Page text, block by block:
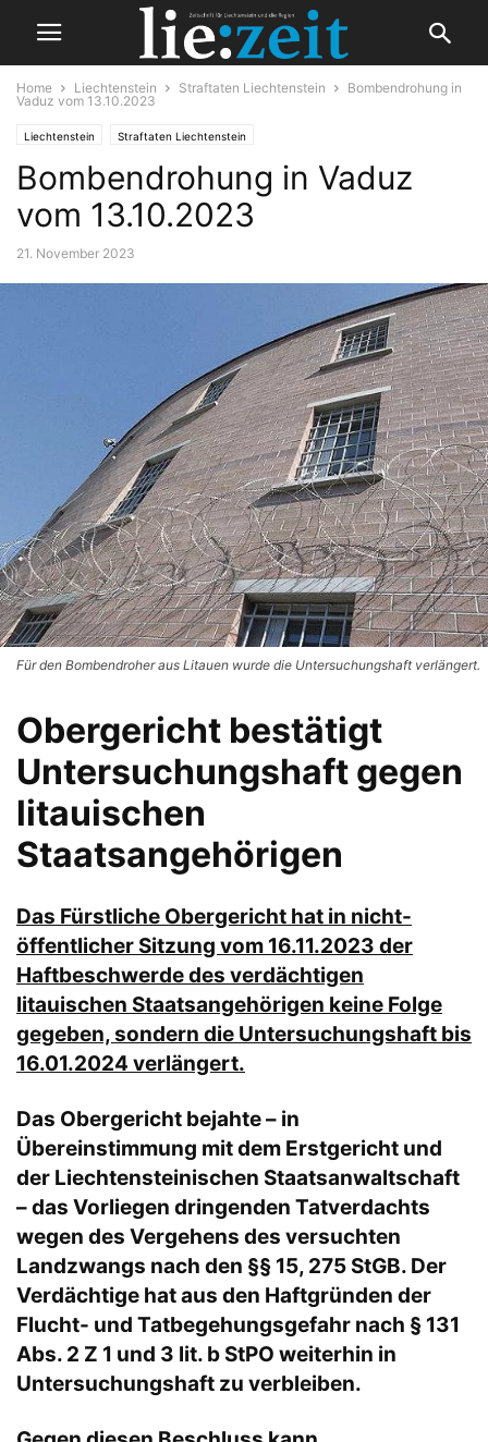
Home Liechtenstein Straftaten Liechtenstein
Bombendrohung in
Vaduz vom 13.10.2023
Liechtenstein Straftaten Liechtenstein
Bombendrohung in Vaduz
vom 13.10.2023
21. November 2023
Für den Bombendroher aus Litauen wurde die Untersuchungshaft verlängert.
Obergericht bestätigt
Untersuchungshaft gegen
litauischen
Staatsangehörigen
Das Fürstliche Obergericht hat in nicht-
öffentlicher Sitzung vom 16.11.2023 der
Haftbeschwerde des verdächtigen
litauischen Staatsangehörigen keine Folge
gegeben, sondern die Untersuchungshaft bis
16.01.2024 verlängert.
Das Obergericht bejahte – in
Übereinstimmung mit dem Erstgericht und
der Liechtensteinischen Staatsanwaltschaft
– das Vorliegen dringenden Tatverdachts
wegen des Vergehens des versuchten
Landzwangs nach den §§ 15, 275 StGB. Der
Verdächtige hat aus den Haftgründen der
Flucht- und Tatbegehungsgefahr nach § 131
Abs. 2 Z 1 und 3 lit. b StPO weiterhin in
Untersuchungshaft zu verbleiben.